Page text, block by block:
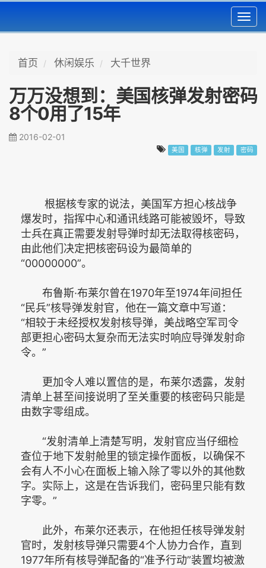
首页 休闲娱乐 大千世界
万万没想到：美国核弹发射密码
8个0用了15年
2016-02-01
美国 核弹 发射 密码
根据核专家的说法，美国军方担心核战争
爆发时，指挥中心和通讯线路可能被毁坏，导致
士兵在真正需要发射导弹时却无法取得核密码，
由此他们决定把核密码设为最简单的
“00000000”。
布鲁斯·布莱尔曾在1970年至1974年间担任
“民兵”核导弹发射官，他在一篇文章中写道：
“相较于未经授权发射核导弹，美战略空军司令
部更担心密码太复杂而无法实时响应导弹发射命
令。”
更加令人难以置信的是，布莱尔透露，发射
清单上甚至间接说明了至关重要的核密码只能是
由数字零组成。
“发射清单上清楚写明，发射官应当仔细检
查位于地下发射舱里的锁定操作面板，以确保不
会有人不小心在面板上输入除了零以外的其他数
字。实际上，这是在告诉我们，密码里只能有数
字零。”
此外，布莱尔还表示，在他担任核导弹发射
官时，发射核导弹只需要4个人协力合作，直到
1977年所有核导弹配备的“准予行动”装置均被激